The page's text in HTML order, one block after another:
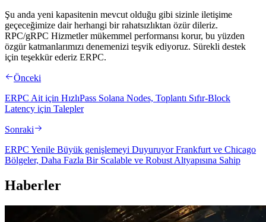
Şu anda yeni kapasitenin mevcut olduğu gibi sizinle iletişime
geçeceğimize dair herhangi bir rahatsızlıktan özür dileriz.
RPC/gRPC Hizmetler mükemmel performansı korur, bu yüzden
özgür katmanlarımızı denemenizi teşvik ediyoruz. Sürekli destek
için teşekkür ederiz ERPC.
Önceki
ERPC Ait için HızlıPass Solana Nodes, Toplantı Sıfır-Block
Latency için Talepler
Sonraki
ERPC Yenile Büyük genişlemeyi Duyuruyor Frankfurt ve Chicago
Bölgeler, Daha Fazla Bir Scalable ve Robust Altyapısına Sahip
Haberler